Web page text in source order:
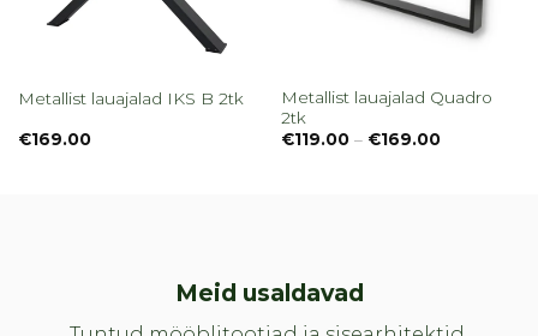
Metallist lauajalad IKS B 2tk
€169.00
Metallist lauajalad Quadro
2tk
€119.00 – €169.00Price
Meid usaldavad